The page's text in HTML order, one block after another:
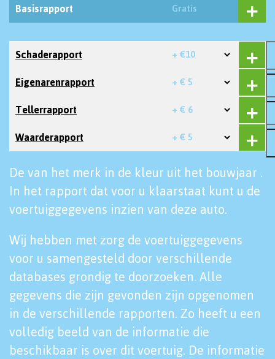
Basisrapport Gratis
Schaderapport + €10
Eigenarenrapport + € 5
Tellerrapport + € 6
Waarderapport + € 5
De van het merk in de kleur uit het bouwjaar .
In het rapport dat voor u klaarstaat kunt u de
voertuiggegevens inzien van deze auto.
Wij hebben met zorg de voertuiggegevens
voor u samengesteld door verschillende
databases grondig te doorzoeken. Alle
gegevens die zijn gevonden zijn opgenomen
in de verschillende rapporten. Zo heeft u een
volledig beeld van de informatie die
beschikbaar is over dit voertuig. De informatie